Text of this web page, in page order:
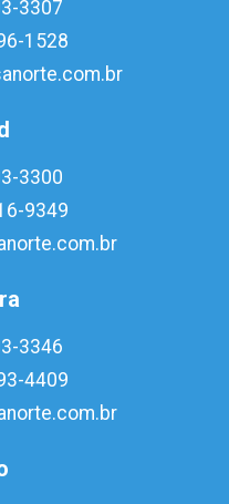
3307
1528
3300
9349
3346
4409